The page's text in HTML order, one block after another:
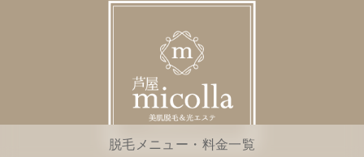
脱毛メニュー・料金一覧